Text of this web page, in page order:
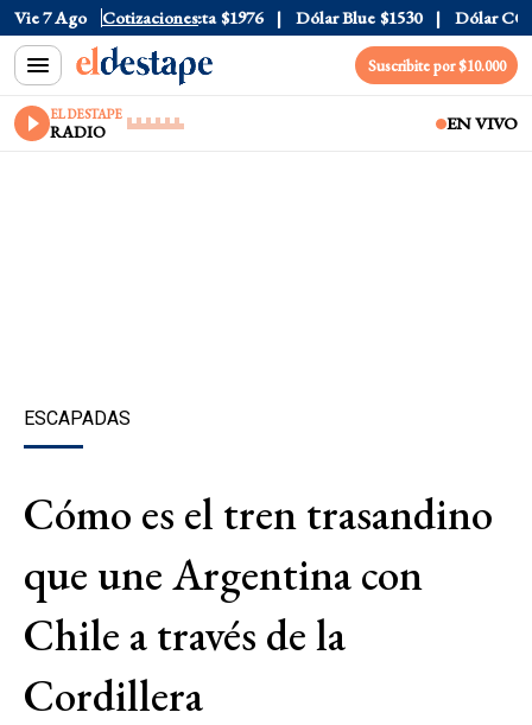
Vie 7 Ago Cotizaciones
$1520 Dólar Tarjeta $1976 Dólar Blue $1530 Dólar CCL
Suscribite por $10.000
EL DESTAPE
RADIO EN VIVO
ESCAPADAS
Cómo es el tren trasandino
que une Argentina con
Chile a través de la
Cordillera